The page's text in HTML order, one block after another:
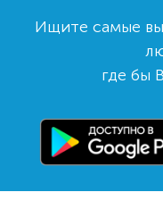
Ищите самые
где бы